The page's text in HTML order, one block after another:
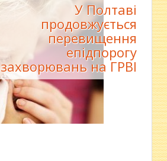
У Полтаві
продовжується
перевищення
епідпорогу
захворювань на ГРВІ